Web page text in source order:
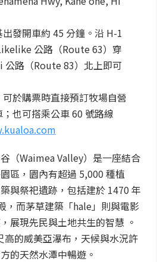
發開車約 45 分鐘。沿 H-1
公路（Route 63）穿
公路（Route 83）北上即可
於購票時直接預訂牧場自營
也可搭乘公車 60 號路線
（Waimea Valley）是一座結合
區，園內有超過 5,000 種植
與祭祀遺跡，包括建於 1470 年
，而茅草建築「hale」則與電影
展現先民與土地共生的智慧 。
高的威美亞瀑布，天候與水況許
的天然水潭中暢遊。